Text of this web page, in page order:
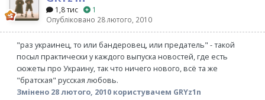
1,8 тис
1
Опубліковано 28 лютого, 2010
"раз украинец, то или бандеровец, или предатель" - такой
посыл практически у каждого выпуска новостей, где есть
сюжеты про Украину, так что ничего нового, всё та же
"братская" русская любовь.
Змінено 28 лютого, 2010 користувачем GRYz1n